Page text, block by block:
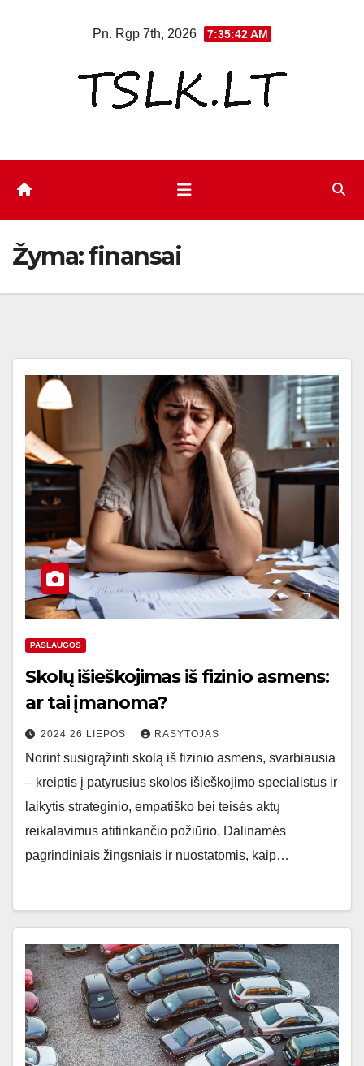
Pn. Rgp 7th, 2026 7:35:42 AM
Žyma:finansai
PASLAUGOS
Skolų išieškojimas iš fizinio asmens:
ar tai įmanoma?
2024 26 LIEPOS RASYTOJAS
Norint susigrąžinti skolą iš fizinio asmens, svarbiausia
– kreiptis į patyrusius skolos išieškojimo specialistus ir
laikytis strateginio, empatiško bei teisės aktų
reikalavimus atitinkančio požiūrio. Dalinamės
pagrindiniais žingsniais ir nuostatomis, kaip…